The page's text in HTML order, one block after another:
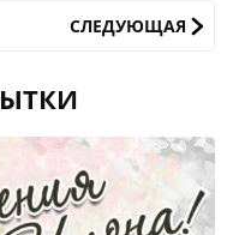
СЛЕДУЮЩАЯ